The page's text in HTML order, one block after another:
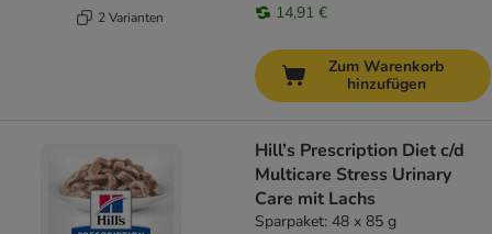
2 Varianten 14,91 €
Zum Warenkorb
hinzufügen
Hill’s Prescription Diet c/d
Multicare Stress Urinary
Care mit Lachs
Sparpaket: 48 x 85 g